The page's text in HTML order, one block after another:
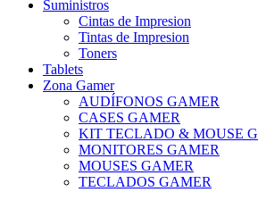
Suministros
Cintas de Impresion
Tintas de Impresion
Toners
Tablets
Zona Gamer
AUDÍFONOS GAMER
CASES GAMER
KIT TECLADO & MOUSE
MONITORES GAMER
MOUSES GAMER
TECLADOS GAMER